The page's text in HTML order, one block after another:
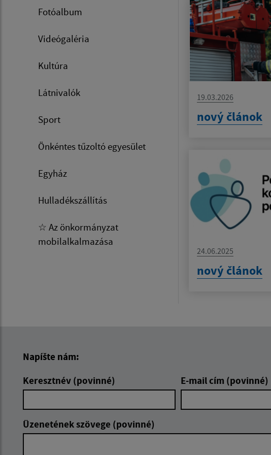
Fotóalbum
Videógaléria
Kultúra
Látnivalók
Sport
Önkéntes tűzoltó egyesület
Egyház
Hulladékszállítás
☆ Az önkormányzat
mobilalkalmazása
19.03.2026
nový článok
24.06.2025
nový článok
Napíšte nám:
Keresztnév (povinné)
E-mail cím (povinné)
Üzenetének szövege (povinné)